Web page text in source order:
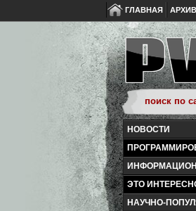
ГЛАВНАЯ
НОВОСТИ
ЭТО
НАУЧНО-